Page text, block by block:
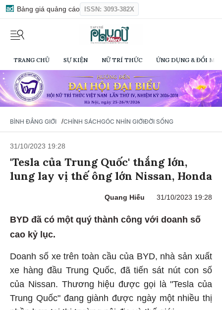
Bảng giá quảng cáo ISSN: 3093-382X
TRANG CHỦ SỰ KIỆN NỮ TRÍ THỨC ỨNG DỤNG & ĐỔI
BÌNH ĐẲNG GIỚI /CHÍNH SÁCHGÓC NHÌN GIỚIĐỜI SỐNG
31/10/2023 19:28
'Tesla của Trung Quốc' thắng lớn,
lung lay vị thế ông lớn Nissan, Honda
Quang Hiếu 31/10/2023 19:28
BYD đã có một quý thành công với doanh số
cao kỷ lục.
Doanh số xe trên toàn cầu của BYD, nhà sản xuất
xe hàng đầu Trung Quốc, đã tiến sát nút con số
của Nissan. Thương hiệu được gọi là "Tesla của
Trung Quốc" đang giành được ngày một nhiều thị